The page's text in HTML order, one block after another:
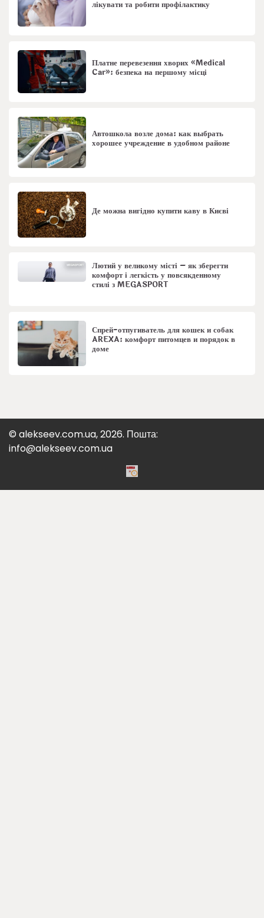
лікувати та робити профілактику
Платне перевезення хворих «Medical
Car»: безпека на першому місці
Автошкола возле дома: как выбрать
хорошее учреждение в удобном районе
Де можна вигідно купити каву в Києві
Лютий у великому місті – як зберегти
комфорт і легкість у повсякденному
стилі з MEGASPORT
Спрей-отпугиватель для кошек и собак
AREXA: комфорт питомцев и порядок в
доме
© alekseev.com.ua, 2026. Пошта:
info@alekseev.com.ua